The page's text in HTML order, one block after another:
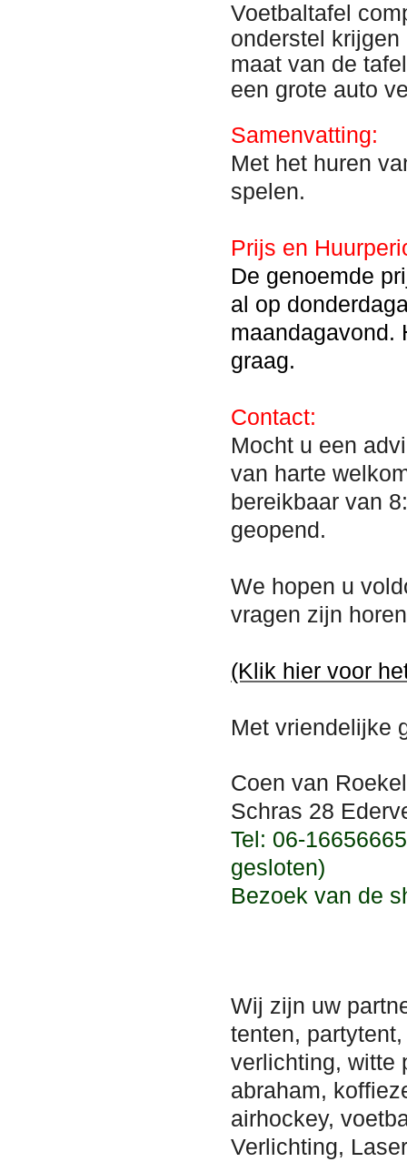
Voetbaltafel
onderstel
maat van de
een grote auto
Samenvatting:
Met het huren
spelen.
Prijs en
De genoemde
al op
maandagavond.
graag.
Contact:
Mocht u een
van harte
bereikbaar van
geopend.
We hopen u
vragen zijn
(Klik hier voor
Met vriendelijke
Coen van Roekel
Schras 28
Tel: 06-
gesloten)
Bezoek van de
Wij zijn uw
tenten,
verlichting, witte
abraham,
airhockey,
Verlichting,